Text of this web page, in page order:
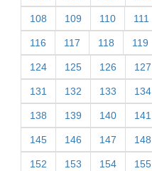
108 109 110 111
116 117 118 119
124 125 126 127
131 132 133 134
138 139 140 141
145 146 147 148
152 153 154 155